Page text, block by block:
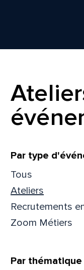
Filtrer
Par type
Tous
Ateliers
Recrutements
Zoom Métiers
Par thématique